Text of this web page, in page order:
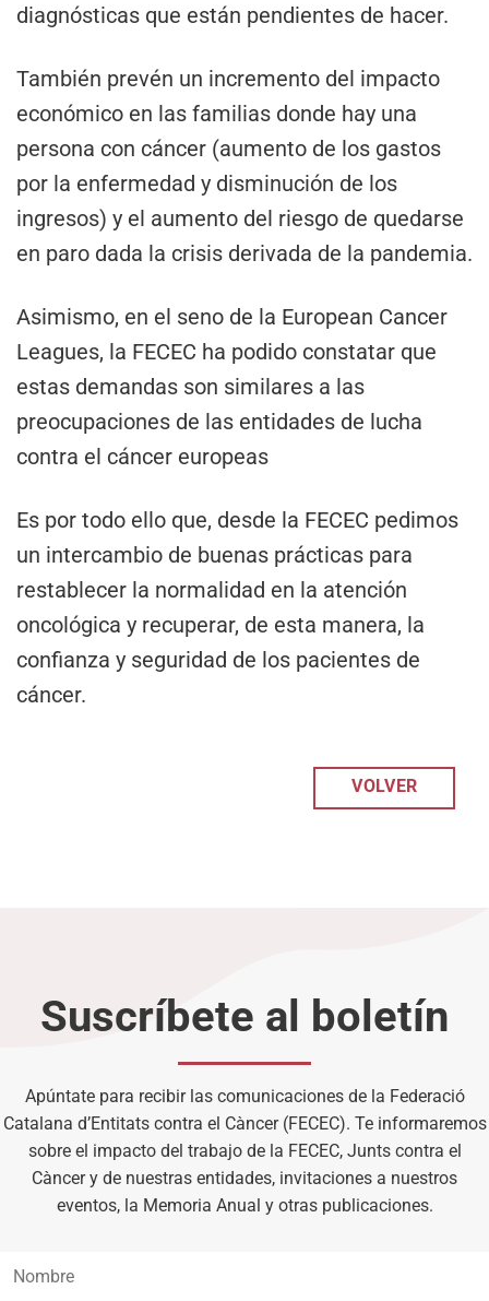
diagnósticas que están pendientes de hacer.
También prevén un incremento del impacto
económico en las familias donde hay una
persona con cáncer (aumento de los gastos
por la enfermedad y disminución de los
ingresos) y el aumento del riesgo de quedarse
en paro dada la crisis derivada de la pandemia.
Asimismo, en el seno de la European Cancer
Leagues, la FECEC ha podido constatar que
estas demandas son similares a las
preocupaciones de las entidades de lucha
contra el cáncer europeas
Es por todo ello que, desde la FECEC pedimos
un intercambio de buenas prácticas para
restablecer la normalidad en la atención
oncológica y recuperar, de esta manera, la
confianza y seguridad de los pacientes de
cáncer.
VOLVER
Suscríbete al boletín
Apúntate para recibir las comunicaciones de la Federació
Catalana d’Entitats contra el Càncer (FECEC). Te informaremos
sobre el impacto del trabajo de la FECEC, Junts contra el
Càncer y de nuestras entidades, invitaciones a nuestros
eventos, la Memoria Anual y otras publicaciones.